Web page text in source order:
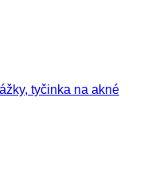
tyčinka na akné